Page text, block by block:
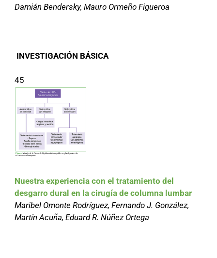
Damián Bendersky, Mauro Ormeño Figueroa
INVESTIGACIÓN BÁSICA
45
Nuestra experiencia con el tratamiento del
desgarro dural en la cirugía de columna lumbar
Maribel Omonte Rodríguez, Fernando J. González,
Martín Acuña, Eduard R. Núñez Ortega